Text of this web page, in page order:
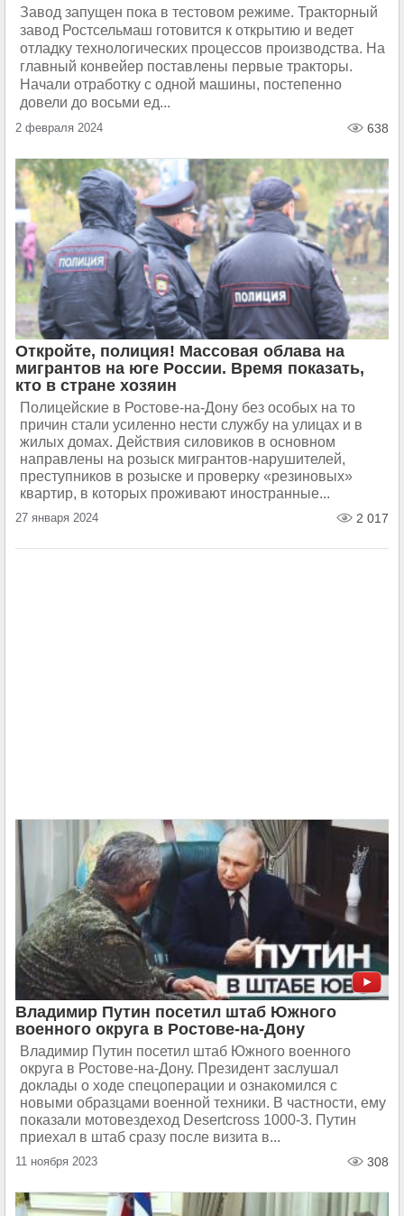
Завод запущен пока в тестовом режиме. Тракторный
завод Ростсельмаш готовится к открытию и ведет
отладку технологических процессов производства. На
главный конвейер поставлены первые тракторы.
Начали отработку с одной машины, постепенно
довели до восьми ед...
2 февраля 2024 638
Откройте, полиция! Массовая облава на
мигрантов на юге России. Время показать,
кто в стране хозяин
Полицейские в Ростове-на-Дону без особых на то
причин стали усиленно нести службу на улицах и в
жилых домах. Действия силовиков в основном
направлены на розыск мигрантов-нарушителей,
преступников в розыске и проверку «резиновых»
квартир, в которых проживают иностранные...
27 января 2024 2 017
Владимир Путин посетил штаб Южного
военного округа в Ростове-на-Дону
Владимир Путин посетил штаб Южного военного
округа в Ростове-на-Дону. Президент заслушал
доклады о ходе спецоперации и ознакомился с
новыми образцами военной техники. В частности, ему
показали мотовездеход Desertcross 1000-3. Путин
приехал в штаб сразу после визита в...
11 ноября 2023 308